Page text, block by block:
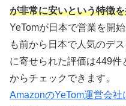
が非常に安いという特徴
YeTomが日本で営業を開
も前から日本で人気のデ
に寄せられた評価は449件
からチェックできます。
AmazonのYeTom運営会